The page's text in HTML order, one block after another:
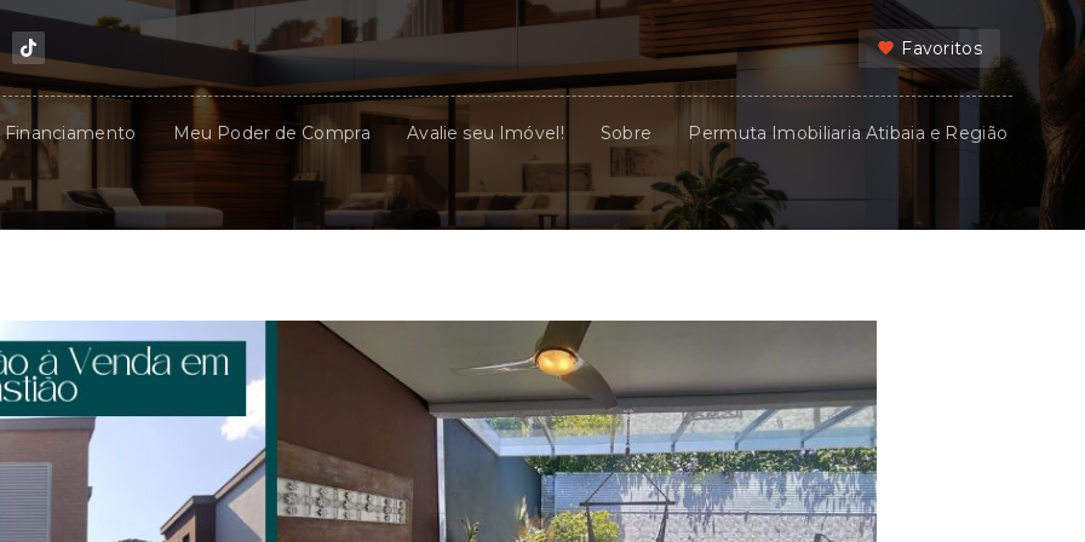
Favoritos
Financiamento Meu Poder de Compra Avalie seu Imóvel! Sobre Permuta Imobiliaria Atibaia e Região